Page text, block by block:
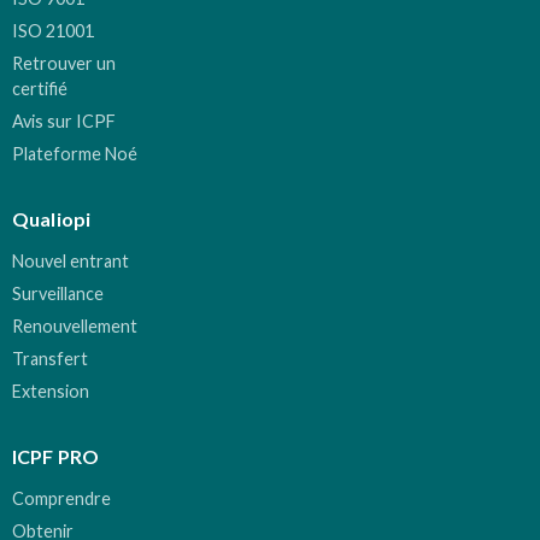
ISO 21001
Retrouver un
certifié
Avis sur ICPF
Plateforme Noé
Qualiopi
Nouvel entrant
Surveillance
Renouvellement
Transfert
Extension
ICPF PRO
Comprendre
Obtenir